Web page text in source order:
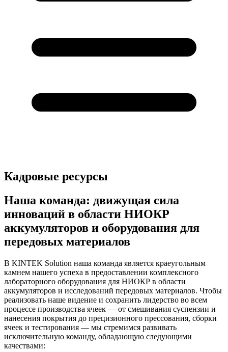
Кадровые ресурсы
Наша команда: движущая сила
инноваций в области НИОКР
аккумуляторов и оборудования для
передовых материалов
В KINTEK Solution наша команда является краеугольным
камнем нашего успеха в предоставлении комплексного
лабораторного оборудования для НИОКР в области
аккумуляторов и исследований передовых материалов. Чтобы
реализовать наше видение и сохранить лидерство во всем
процессе производства ячеек — от смешивания суспензии и
нанесения покрытия до прецизионного прессования, сборки
ячеек и тестирования — мы стремимся развивать
исключительную команду, обладающую следующими
качествами: